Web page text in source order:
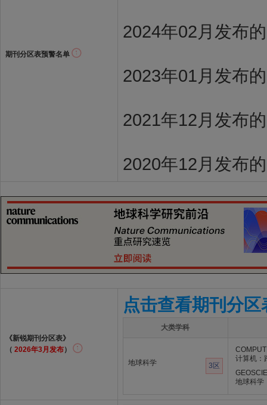
期刊分区表预警名单
2024年02月发布
2023年01月发布
2021年12月发布
2020年12月发布
《新锐期刊分区表》
（ 2026年3月发布）
点击查看期刊分区
大类学科
地球科学 3区
计算机：
地球科学